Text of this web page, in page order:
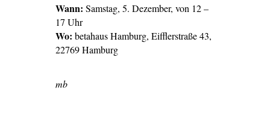
Wann: Samstag, 5. Dezember, von 12 –
17 Uhr
Wo: betahaus Hamburg, Eifflerstraße 43,
22769 Hamburg
mb